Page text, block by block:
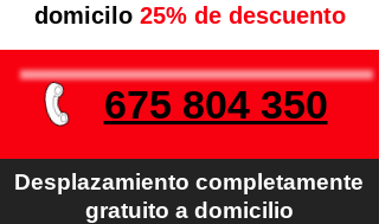
domicilo 25% de descuento
675 804 350
Desplazamiento completamente
gratuito a domicilio